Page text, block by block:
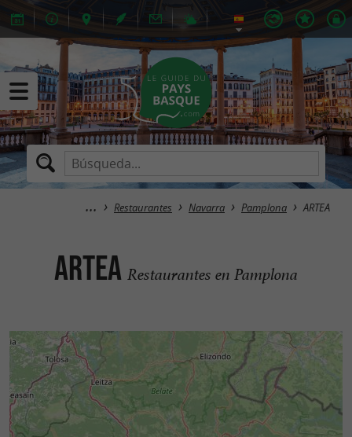
Restaurantes Navarra Pamplona ARTEA
ARTEA Restaurantes en Pamplona